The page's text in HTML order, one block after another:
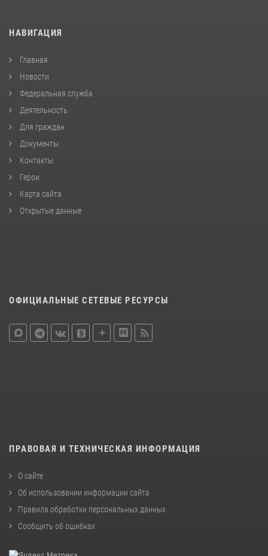
НАВИГАЦИЯ
Главная
Новости
Федеральная служба
Деятельность
Для граждан
Документы
Контакты
Герои
Карта сайта
Открытые данные
ОФИЦИАЛЬНЫЕ СЕТЕВЫЕ РЕСУРСЫ
ПРАВОВАЯ И ТЕХНИЧЕСКАЯ ИНФОРМАЦИЯ
О сайте
Об использовании информации сайта
Правила обработки персональных данных
Сообщить об ошибках